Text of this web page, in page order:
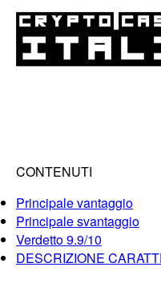
CONTENUTI
Principale vantaggio
Principale svantaggio
Verdetto 9.9/10
DESCRIZIONE